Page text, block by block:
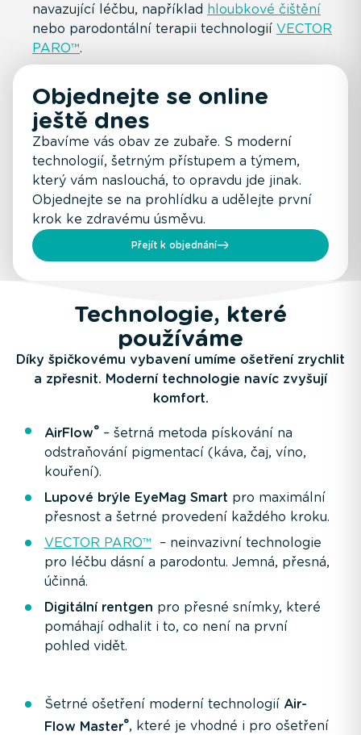
navazující léčbu, například hloubkové čištění
nebo parodontální terapii technologií VECTOR
PARO™.
Objednejte se online
ještě dnes
Zbavíme vás obav ze zubaře. S moderní
technologií, šetrným přístupem a týmem,
který vám naslouchá, to opravdu jde jinak.
Objednejte se na prohlídku a udělejte první
krok ke zdravému úsměvu.
Přejít k objednání
Technologie, které
používáme
Díky špičkovému vybavení umíme ošetření zrychlit
a zpřesnit. Moderní technologie navíc zvyšují
komfort.
AirFlow® – šetrná metoda pískování na
odstraňování pigmentací (káva, čaj, víno,
kouření).
Lupové brýle EyeMag Smart pro maximální
přesnost a šetrné provedení každého kroku.
VECTOR PARO™ – neinvazivní technologie
pro léčbu dásní a parodontu. Jemná, přesná,
účinná.
Digitální rentgen pro přesné snímky, které
pomáhají odhalit i to, co není na první
pohled vidět.
Šetrné ošetření moderní technologií Air-
Flow Master®, které je vhodné i pro ošetření